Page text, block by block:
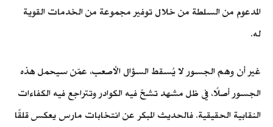
المدعوم من السلطة من خلال توفير مجموعة من الخدمات القوية
له.
غير أن وهم الجسور لا يُسقط السؤال الأصعب، عمّن سيحمل هذه
الجسور أصلًا، في ظل مشهد تشحّ فيه الكوادر وتتراجع فيه الكفاءات
النقابية الحقيقية. فالحديث المبكر عن انتخابات مارس يعكس قلقًا